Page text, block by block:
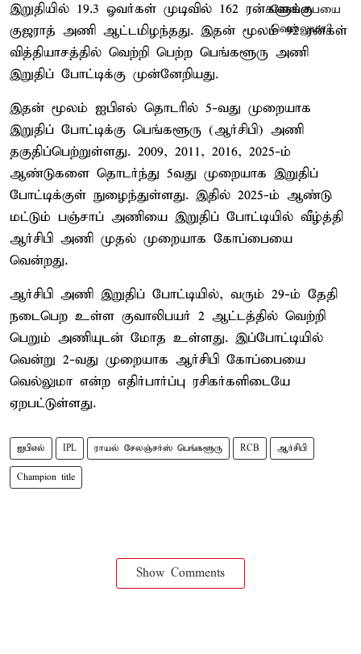
இறுதியில் 19.3 ஓவர்கள் முடிவில் 162 ரன்களுக்கு
குஜராத் அணி ஆட்டமிழந்தது. இதன் மூலம் 92 ரன்கள்
வித்தியாசத்தில் வெற்றி பெற்ற பெங்களூரு அணி
இறுதிப் போட்டிக்கு முன்னேறியது.
இதன் மூலம் ஐபிஎல் தொடரில் 5-வது முறையாக
இறுதிப் போட்டிக்கு பெங்களூரு (ஆர்சிபி) அணி
தகுதிப்பெற்றுள்ளது. 2009, 2011, 2016, 2025-ம்
ஆண்டுகளை தொடர்ந்து 5வது முறையாக இறுதிப்
போட்டிக்குள் நுழைந்துள்ளது. இதில் 2025-ம் ஆண்டு
மட்டும் பஞ்சாப் அணியை இறுதிப் போட்டியில் வீழ்த்தி
ஆர்சிபி அணி முதல் முறையாக கோப்பையை
வென்றது.
ஆர்சிபி அணி இறுதிப் போட்டியில், வரும் 29-ம் தேதி
நடைபெற உள்ள குவாலிபயர் 2 ஆட்டத்தில் வெற்றி
பெறும் அணியுடன் மோத உள்ளது. இப்போட்டியில்
வென்று 2-வது முறையாக ஆர்சிபி கோப்பையை
வெல்லுமா என்ற எதிர்பார்ப்பு ரசிகர்களிடையே
ஏறபட்டுள்ளது.
ஐபிஎல் IPL ராயல் சேலஞ்சர்ஸ் பெங்களூரு RCB ஆர்சிபி
Champion title
Show Comments